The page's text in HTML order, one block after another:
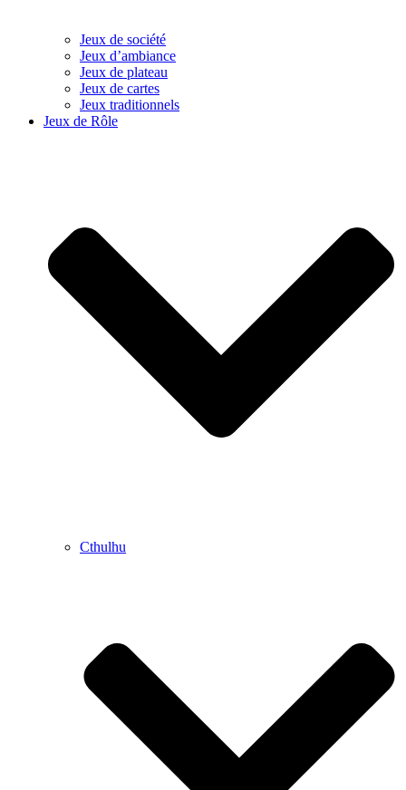
Jeux de société
Jeux d’ambiance
Jeux de plateau
Jeux de cartes
Jeux traditionnels
Jeux de Rôle
Cthulhu